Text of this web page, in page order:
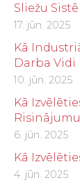
Sliežu
17. jūn. 2025
Kā
Darba
10. jūn. 2025
Kā
6. jūn. 2025
Kā
4. jūn. 2025